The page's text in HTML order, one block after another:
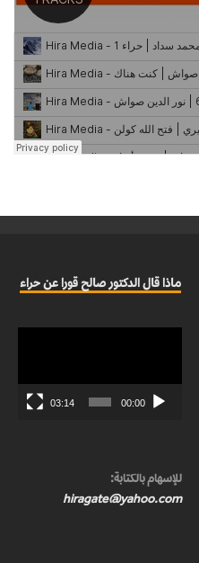
ماذا قال الدكتور صالح قورا عن حراء
00:00
03:14
للإسهام بالكتابة:
hiragate@yahoo.com